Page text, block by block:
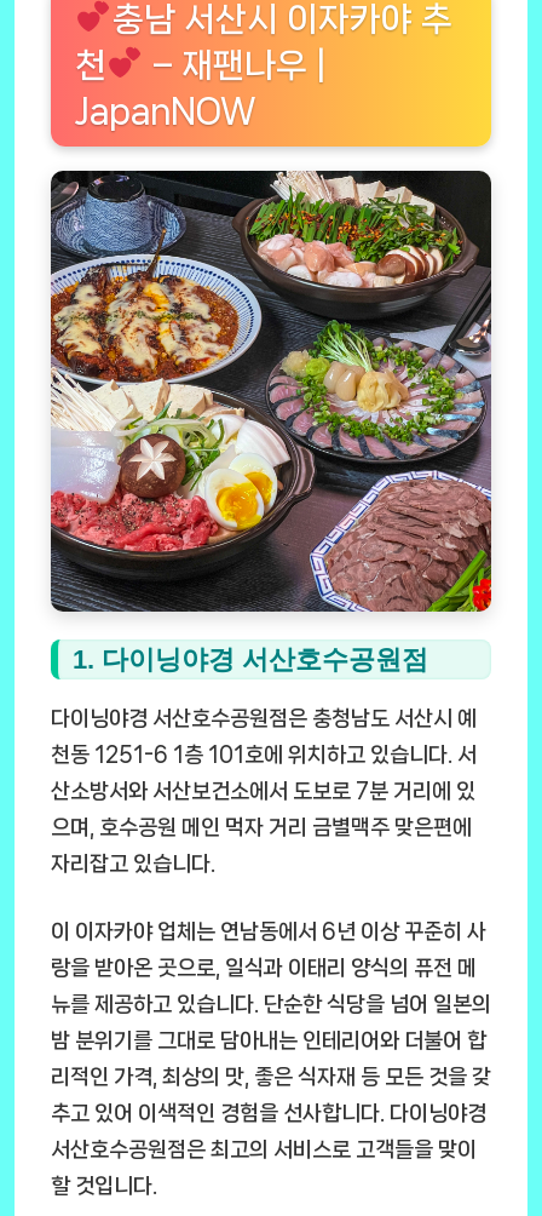
충남 서산시 이자카야 추
천
– 재팬나우 |
JapanNOW
1. 다이닝야경 서산호수공원점
다이닝야경 서산호수공원점은 충청남도 서산시 예
천동 1251-6 1층 101호에 위치하고 있습니다. 서
산소방서와 서산보건소에서 도보로 7분 거리에 있
으며, 호수공원 메인 먹자 거리 금별맥주 맞은편에
자리잡고 있습니다.
이 이자카야 업체는 연남동에서 6년 이상 꾸준히 사
랑을 받아온 곳으로, 일식과 이태리 양식의 퓨전 메
뉴를 제공하고 있습니다. 단순한 식당을 넘어 일본의
밤 분위기를 그대로 담아내는 인테리어와 더불어 합
리적인 가격, 최상의 맛, 좋은 식자재 등 모든 것을 갖
추고 있어 이색적인 경험을 선사합니다. 다이닝야경
서산호수공원점은 최고의 서비스로 고객들을 맞이
할 것입니다.